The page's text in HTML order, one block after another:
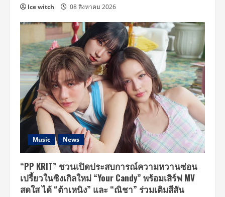
Ice witch 08 สิงหาคม 2026
Music News
“PP KRIT” ชวนเปิดประสบการณ์ความหวานซ่อน
เปรี้ยวในซิงเกิลใหม่ “Your Candy” พร้อมเสิร์ฟ MV
สดใส ได้ “ต้าเหนิง” และ “ณิชา” ร่วมเติมสีสัน